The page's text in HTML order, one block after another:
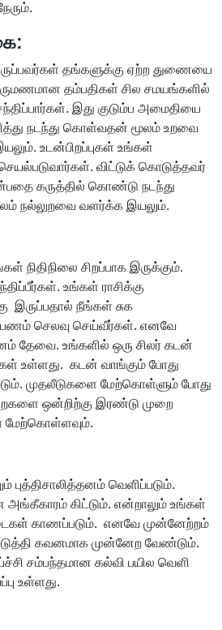
தங்களுக்கு ஏற்ற துணையை
தம்பதிகள் சில சமயங்களில்
இது குடும்ப அமைதியை
நடந்து கொள்வதன் மூலம் உறவை
உடன்பிறப்புகள் உங்கள்
செயல்படுவார்கள். விட்டுக் கொடுத்தவர்
கருத்தில் கொண்டு நடந்து
நல்லுறவை வளர்க்க இயலும்.
நிதிநிலை சிறப்பாக இருக்கும்.
உங்கள் ராசிக்கு
இருப்பதால் நீங்கள் சுக
செலவு செய்வீர்கள். எனவே
தேவை. உங்களில் ஒரு சிலர் கடன்
உள்ளது. கடன் வாங்கும் போது
முதலீடுகளை மேற்கொள்ளும் போது
ஒன்றிற்கு இரண்டு முறை
மேற்கொள்ளவும்.
புத்திசாலித்தனம் வெளிப்படும்.
அங்கீகாரம் கிட்டும். என்றாலும் உங்கள்
காணப்படும். எனவே முன்னேற்றம்
கவனமாக முன்னேற வேண்டும்.
சம்பந்தமான கல்வி பயில வெளி
உள்ளது.